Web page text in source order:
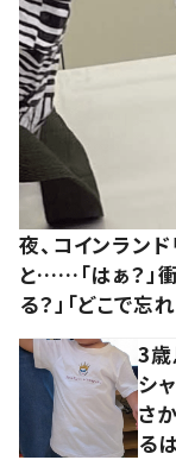
夜、コインラン
と……「はぁ？」
る？」「どこで忘
3歳
シ
さ
る